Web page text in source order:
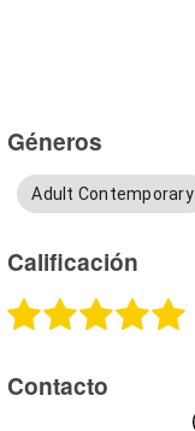
Géneros
Adult Contemporary
Calificación
Contacto